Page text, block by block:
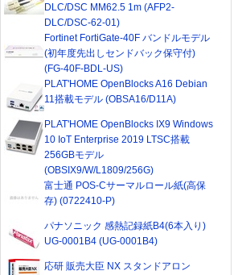
DLC/DSC MM62.5 1m (AFP2-
DLC/DSC-62-01)
Fortinet FortiGate-40F バンドルモデル
(初年度先出しセンドバック保守付)
(FG-40F-BDL-US)
PLAT'HOME OpenBlocks A16 Debian
11搭載モデル (OBSA16/D11A)
PLAT'HOME OpenBlocks IX9 Windows
10 IoT Enterprise 2019 LTSC搭載
256GBモデル
(OBSIX9/W/L1809/256G)
富士通 POS-Cサーマルロール紙(高保
存) (0722410-P)
パナソニック 感熱記録紙B4(6本入り)
UG-0001B4 (UG-0001B4)
応研 販売大臣 NX スタンドアロン